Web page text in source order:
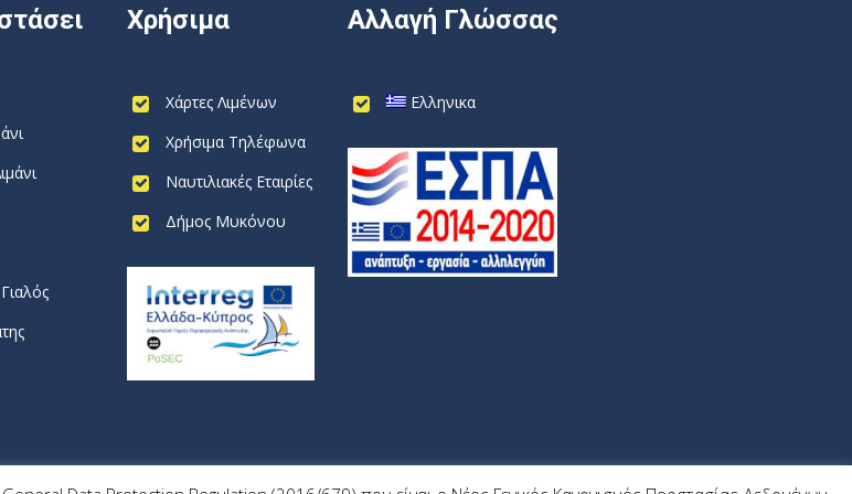
Χρήσιμα
Χάρτες Λιμένων
Χρήσιμα Τηλέφωνα
Ναυτιλιακές Εταιρίες
Δήμος Μυκόνου
Αλλαγή Γλώσσας
Ελληνικα